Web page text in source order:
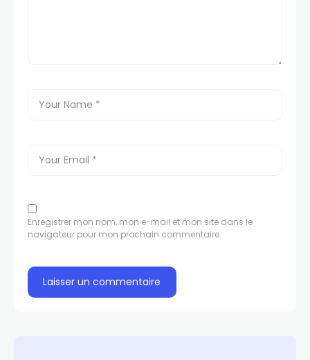
Enregistrer mon nom, mon e-mail et mon site dans le
navigateur pour mon prochain commentaire.